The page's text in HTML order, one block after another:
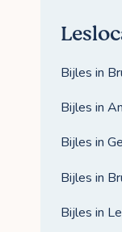
Bijles in
Bijles in
Bijles in
Bijles in
Bijles in